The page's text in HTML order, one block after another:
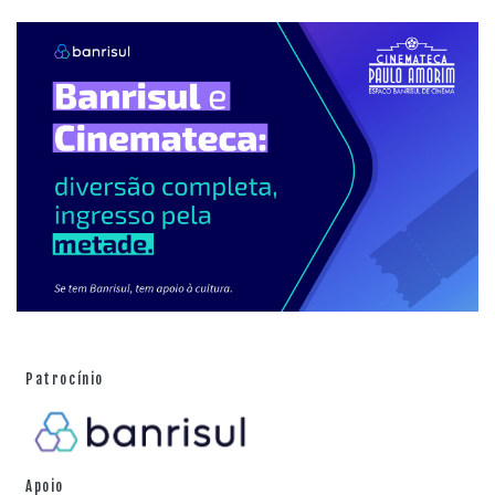
Patrocínio
Apoio